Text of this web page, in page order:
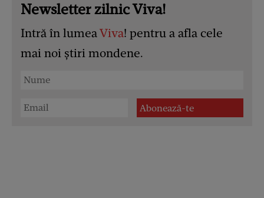
Newsletter zilnic Viva!
Intră în lumeaViva! pentru a afla cele
mai noi știri mondene.